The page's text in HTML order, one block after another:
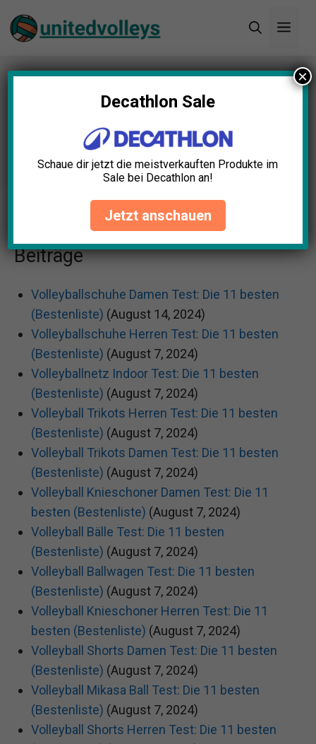
Inhalt
Sitemap
Sitemap
Beiträge
Volleyballschuhe Damen Test: Die 11 besten
(Bestenliste) (August 14, 2024)
Volleyballschuhe Herren Test: Die 11 besten
(Bestenliste) (August 7, 2024)
Volleyballnetz Indoor Test: Die 11 besten
(Bestenliste) (August 7, 2024)
Volleyball Trikots Herren Test: Die 11 besten
(Bestenliste) (August 7, 2024)
Volleyball Trikots Damen Test: Die 11 besten
(Bestenliste) (August 7, 2024)
Volleyball Knieschoner Damen Test: Die 11
besten (Bestenliste) (August 7, 2024)
Volleyball Bälle Test: Die 11 besten
(Bestenliste) (August 7, 2024)
Volleyball Ballwagen Test: Die 11 besten
(Bestenliste) (August 7, 2024)
Volleyball Knieschoner Herren Test: Die 11
besten (Bestenliste) (August 7, 2024)
Volleyball Shorts Damen Test: Die 11 besten
(Bestenliste) (August 7, 2024)
Volleyball Mikasa Ball Test: Die 11 besten
(Bestenliste) (August 7, 2024)
Volleyball Shorts Herren Test: Die 11 besten
Decathlon Sale
Schaue dir jetzt die meistverkauften Produkte im
Sale bei Decathlon an!
Jetzt anschauen
×